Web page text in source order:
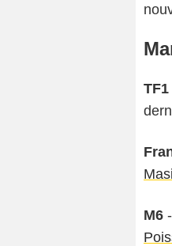
TF1
M6 -